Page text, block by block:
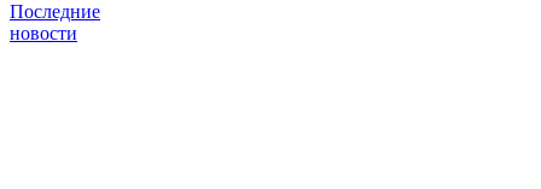
Последние
новости